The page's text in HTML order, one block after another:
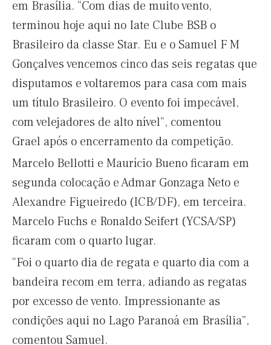
em Brasília. “Com dias de muito vento,
terminou hoje aqui no Iate Clube BSB o
Brasileiro da classe Star. Eu e o Samuel F M
Gonçalves vencemos cinco das seis regatas que
disputamos e voltaremos para casa com mais
um título Brasileiro. O evento foi impecável,
com velejadores de alto nível”, comentou
Grael após o encerramento da competição.
Marcelo Bellotti e Maurício Bueno ficaram em
segunda colocação e Admar Gonzaga Neto e
Alexandre Figueiredo (ICB/DF), em terceira.
Marcelo Fuchs e Ronaldo Seifert (YCSA/SP)
ficaram com o quarto lugar.
“Foi o quarto dia de regata e quarto dia com a
bandeira recom em terra, adiando as regatas
por excesso de vento. Impressionante as
condições aqui no Lago Paranoá em Brasília”,
comentou Samuel.